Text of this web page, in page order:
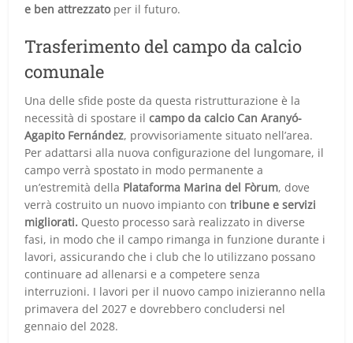
e ben attrezzatoper il futuro.
Trasferimento del campo da calcio
comunale
Una delle sfide poste da questa ristrutturazione è la
necessità di spostare ilcampo da calcio Can Aranyó-
Agapito Fernández, provvisoriamente situato nell’area.
Per adattarsi alla nuova configurazione del lungomare, il
campo verrà spostato in modo permanente a
un’estremità della Plataforma Marina del Fòrum, dove
verrà costruito un nuovo impianto contribune e servizi
migliorati. Questo processo sarà realizzato in diverse
fasi, in modo che il campo rimanga in funzione durante i
lavori, assicurando che i club che lo utilizzano possano
continuare ad allenarsi e a competere senza
interruzioni. I lavori per il nuovo campo inizieranno nella
primavera del 2027 e dovrebbero concludersi nel
gennaio del 2028.